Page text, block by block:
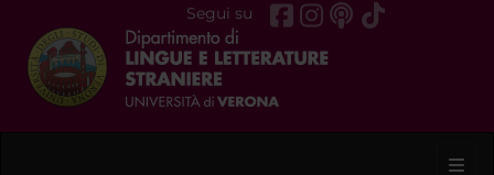
Segui su